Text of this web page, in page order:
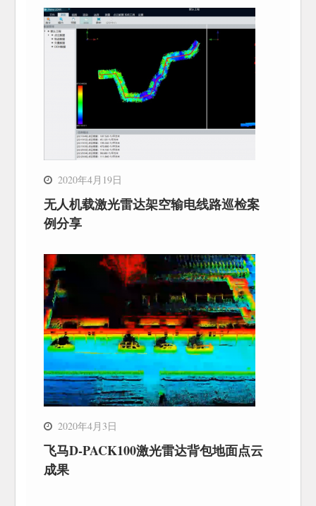
2020年4月19日
无人机载激光雷达架空输电线路巡检案
例分享
2020年4月3日
飞马D-PACK100激光雷达背包地面点云
成果